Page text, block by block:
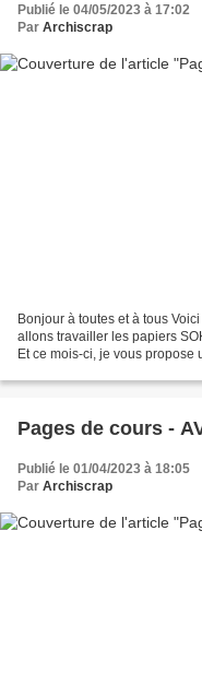
Publié le 04/05/2023 à 17:02
Par Archiscrap
Bonjour à toutes et à tous
allons travailler les papiers
Et ce mois-ci, je vous
Pages de cours -
Publié le 01/04/2023 à 18:05
Par Archiscrap